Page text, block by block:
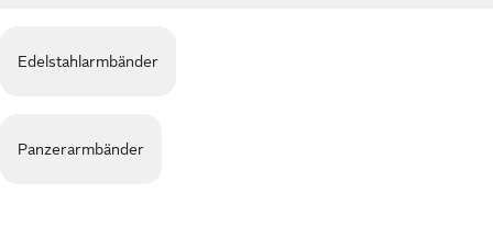
Edelstahlarmbänder
Panzerarmbänder